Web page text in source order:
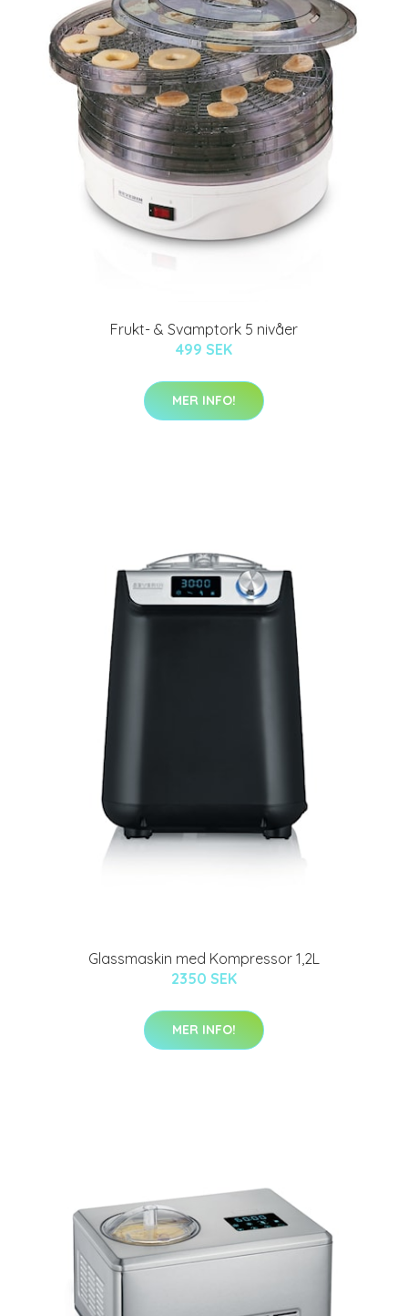
Frukt- & Svamptork 5 nivåer
499 SEK
MER INFO!
Glassmaskin med Kompressor 1,2L
2350 SEK
MER INFO!